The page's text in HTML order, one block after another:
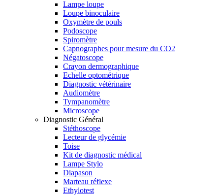
Lampe loupe
Loupe binoculaire
Oxymètre de pouls
Podoscope
Spiromètre
Capnographes pour mesure du CO2
Négatoscope
Crayon dermographique
Echelle optométrique
Diagnostic vétérinaire
Audiomètre
Tympanomètre
Microscope
Diagnostic Général
Stéthoscope
Lecteur de glycémie
Toise
Kit de diagnostic médical
Lampe Stylo
Diapason
Marteau réflexe
Ethylotest